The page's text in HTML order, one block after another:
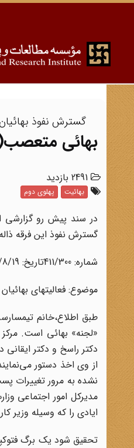
گسترش نفوذ
بهائی
بهائیت پهلوی دوم
در سند پیش رو گزارشی
گسترش نفوذ این فرقه
شماره‌: 411/300تاریخ‌: 1344/8/19
موضوع‌: فعالیتهای بهائیان
طبق اطلاع‌،خانم
«لجنه‌» بهائی است‌.
دکتر راسخ و دکتر
از وی اخذ دستور
نشده به مرور تغییرات
مدیرکل امور اجتماعی
ایادی را که وسیله وزیر